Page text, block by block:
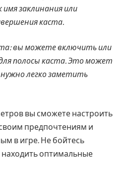
имя заклинания или
каста.
вы можете включить или
полосы каста. Это может
легко заметить
вы сможете настроить
предпочтениям и
в игре. Не бойтесь
оптимальные